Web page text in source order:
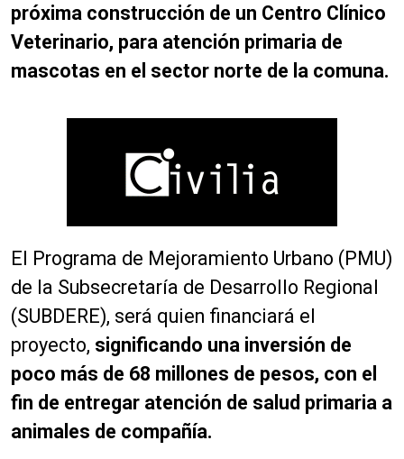
próxima construcción de un Centro Clínico
Veterinario, para atención primaria de
mascotas en el sector norte de la comuna.
El Programa de Mejoramiento Urbano (PMU)
de la Subsecretaría de Desarrollo Regional
(SUBDERE), será quien financiará el
proyecto, significando una inversión de
poco más de 68 millones de pesos, con el
fin de entregar atención de salud primaria a
animales de compañía.